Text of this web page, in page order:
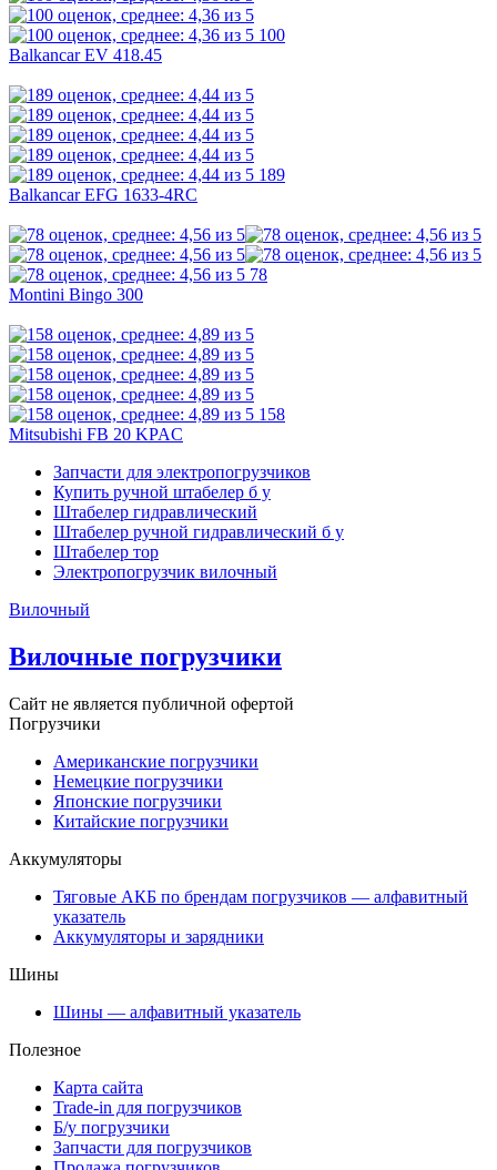
100
Balkancar EV 418.45
189
Balkancar EFG 1633-4RC
78
Montini Bingo 300
158
Mitsubishi FB 20 KPAC
Запчасти для электропогрузчиков
Купить ручной штабелер б у
Штабелер гидравлический
Штабелер ручной гидравлический б у
Штабелер тор
Электропогрузчик вилочный
Вилочный
Вилочные погрузчики
Сайт не является публичной офертой
Погрузчики
Американские погрузчики
Немецкие погрузчики
Японские погрузчики
Китайские погрузчики
Аккумуляторы
Тяговые АКБ по брендам погрузчиков — алфавитный
указатель
Аккумуляторы и зарядники
Шины
Шины — алфавитный указатель
Полезное
Карта сайта
Trade-in для погрузчиков
Б/у погрузчики
Запчасти для погрузчиков